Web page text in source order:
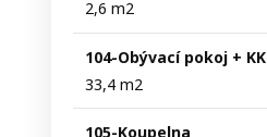
2,6 m2
104-Obývací pokoj + KK
33,4 m2
105-Koupelna